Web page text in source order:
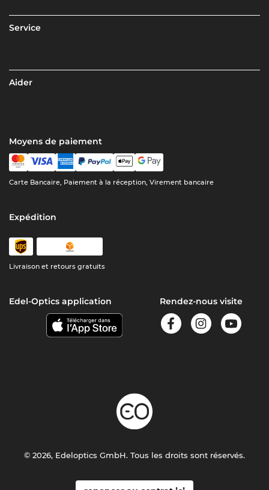
Service
Aider
Moyens de paiement
Carte Bancaire, Paiement à la réception, Virement bancaire
Expédition
Livraison et retours gratuits
Edel-Optics application Rendez-nous visite
© 2026, Edeloptics GmbH. Tous les droits sont réservés.